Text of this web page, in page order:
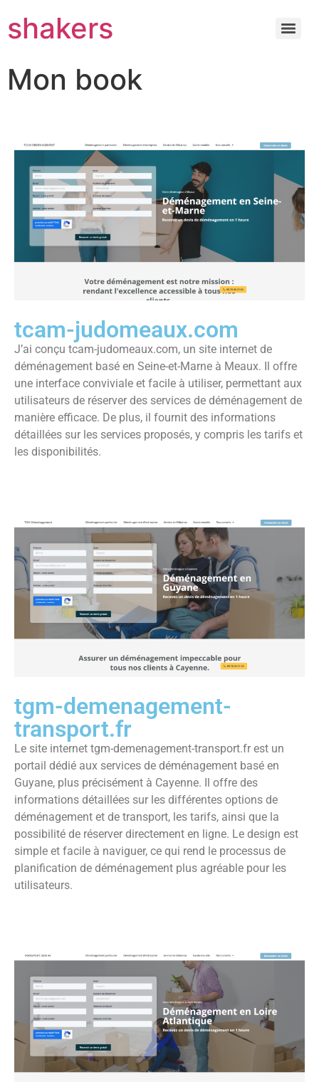
shakers
Mon book
tcam-judomeaux.com
J’ai conçu tcam-judomeaux.com, un site internet de
déménagement basé en Seine-et-Marne à Meaux. Il offre
une interface conviviale et facile à utiliser, permettant aux
utilisateurs de réserver des services de déménagement de
manière efficace. De plus, il fournit des informations
détaillées sur les services proposés, y compris les tarifs et
les disponibilités.
tgm-demenagement-
transport.fr
Le site internet tgm-demenagement-transport.fr est un
portail dédié aux services de déménagement basé en
Guyane, plus précisément à Cayenne. Il offre des
informations détaillées sur les différentes options de
déménagement et de transport, les tarifs, ainsi que la
possibilité de réserver directement en ligne. Le design est
simple et facile à naviguer, ce qui rend le processus de
planification de déménagement plus agréable pour les
utilisateurs.